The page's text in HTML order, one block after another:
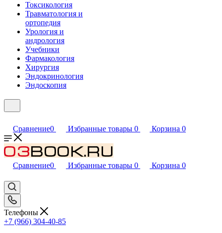
Токсикология
Травматология и
ортопедия
Урология и
андрология
Учебники
Фармакология
Хирургия
Эндокринология
Эндоскопия
Сравнение0 Избранные товары 0 Корзина 0
Сравнение0 Избранные товары 0 Корзина 0
Телефоны
+7 (966) 304-40-85